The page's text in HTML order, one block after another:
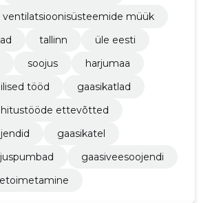
ventilatsioonisüsteemide müük
tallinn
üle eesti
soojus
harjumaa
tööd
gaasikatlad
ettevõtted
gaasikatel
gaasiveesoojendi